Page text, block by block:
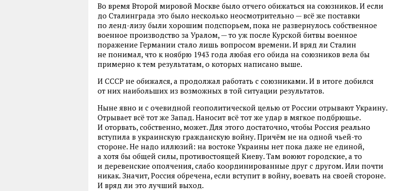
Во время Второй мировой Москве было отчего обижаться на союзников. И если
до Сталинграда это было несколько неосмотрительно — всё же поставки
по ленд-лизу были хорошим подспорьем, пока не развернулось собственное
военное производство за Уралом, — то уж после Курской битвы военное
поражение Германии стало лишь вопросом времени. И вряд ли Сталин
не понимал, что к ноябрю 1943 года любая его обида на союзников вела бы
примерно к тем результатам, о которых написано выше.
И СССР не обижался, а продолжал работать с союзниками. И в итоге добился
от них наибольших из возможных в той ситуации результатов.
Ныне явно и с очевидной геополитической целью от России отрывают Украину.
Отрывает всё тот же Запад. Наносит всё тот же удар в мягкое подбрюшье.
И оторвать, собственно, может. Для этого достаточно, чтобы Россия реально
вступила в украинскую гражданскую войну. Причём не на одной чьей-то
стороне. Не надо иллюзий: на востоке Украины нет пока даже не единой,
а хотя бы общей силы, противостоящей Киеву. Там воюют городские, а то
и деревенские ополчения, слабо координированные друг с другом. Или почти
никак. Значит, Россия обречена, если вступит в войну, воевать на своей стороне.
И вряд ли это лучший выход.